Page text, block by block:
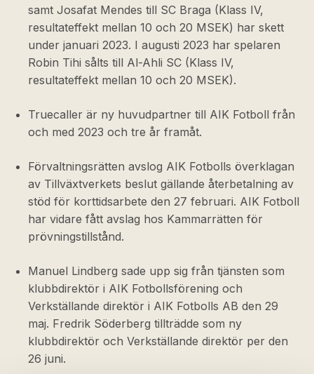
samt Josafat Mendes till SC Braga (Klass IV,
resultateffekt mellan 10 och 20 MSEK) har skett
under januari 2023. I augusti 2023 har spelaren
Robin Tihi sålts till Al-Ahli SC (Klass IV,
resultateffekt mellan 10 och 20 MSEK).
Truecaller är ny huvudpartner till AIK Fotboll från
och med 2023 och tre år framåt.
Förvaltningsrätten avslog AIK Fotbolls överklagan
av Tillväxtverkets beslut gällande återbetalning av
stöd för korttidsarbete den 27 februari. AIK Fotboll
har vidare fått avslag hos Kammarrätten för
prövningstillstånd.
Manuel Lindberg sade upp sig från tjänsten som
klubbdirektör i AIK Fotbollsförening och
Verkställande direktör i AIK Fotbolls AB den 29
maj. Fredrik Söderberg tillträdde som ny
klubbdirektör och Verkställande direktör per den
26 juni.